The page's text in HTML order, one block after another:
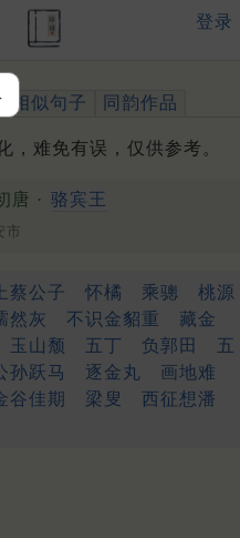
登录
相似句子 同韵作品
，难免有误，仅供参考。
唐 · 骆宾王
市
上蔡公子 怀橘 乘骢
桃源
然灰 不识金貂重
藏金
玉山颓 五丁 负郭田
五
孙跃马 逐金丸
画地难
谷佳期 梁叟
西征想潘